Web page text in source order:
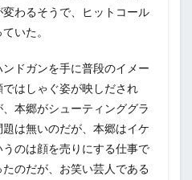
わるそうで、ヒットコール
いた。
ドガンを手に普段のイメー
はしゃぐ姿が映しだされ
本郷がシューティンググラ
は無いのだが、本郷はイケ
のは顔を売りにする仕事で
のだが、お笑い芸人である